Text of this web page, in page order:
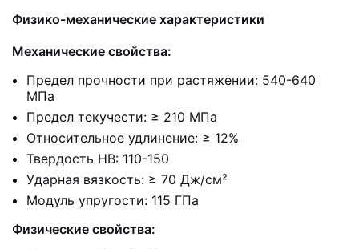
Физико-механические характеристики
Механические свойства:
Предел прочности при растяжении: 540-640
МПа
Предел текучести: ≥ 210 МПа
Относительное удлинение: ≥ 12%
Твердость HB: 110-150
Ударная вязкость: ≥ 70 Дж/см²
Модуль упругости: 115 ГПа
Физические свойства: